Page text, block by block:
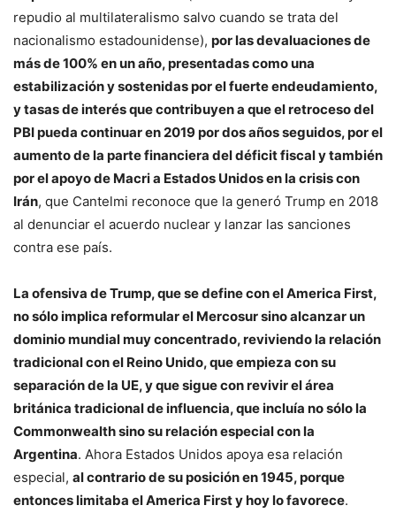
repudio al multilateralismo salvo cuando se trata del
nacionalismo estadounidense), por las devaluaciones de
más de 100% en un año, presentadas como una
estabilización y sostenidas por el fuerte endeudamiento,
y tasas de interés que contribuyen a que el retroceso del
PBI pueda continuar en 2019 por dos años seguidos, por el
aumento de la parte financiera del déficit fiscal y también
por el apoyo de Macri a Estados Unidos en la crisis con
Irán, que Cantelmi reconoce que la generó Trump en 2018
al denunciar el acuerdo nuclear y lanzar las sanciones
contra ese país.
La ofensiva de Trump, que se define con el America First,
no sólo implica reformular el Mercosur sino alcanzar un
dominio mundial muy concentrado, reviviendo la relación
tradicional con el Reino Unido, que empieza con su
separación de la UE, y que sigue con revivir el área
británica tradicional de influencia, que incluía no sólo la
Commonwealth sino su relación especial con la
Argentina. Ahora Estados Unidos apoya esa relación
especial, al contrario de su posición en 1945, porque
entonces limitaba el America First y hoy lo favorece.